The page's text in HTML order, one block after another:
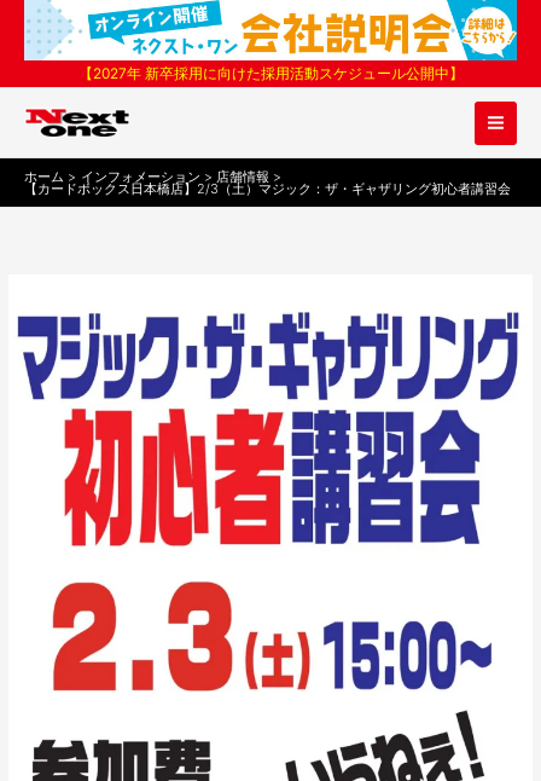
ス
【2027年 新卒採用に向けた採用活動スケジュール公開中】
ホーム インフォメーション 店舗情報
【カードボックス日本橋店】2/3（土）マジック：ザ・ギャザリング初心者講習会